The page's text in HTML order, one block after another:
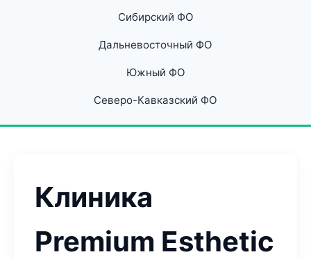
Сибирский ФО
Дальневосточный ФО
Южный ФО
Северо-Кавказский ФО
Клиника
Premium Esthetic